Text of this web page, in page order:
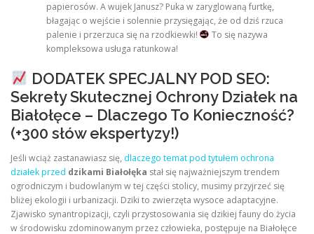
papierosów. A wujek Janusz? Puka w zaryglowaną furtkę,
błagając o wejście i solennie przysięgając, że od dziś rzuca
palenie i przerzuca się na rzodkiewki!
To się nazywa
kompleksowa usługa ratunkowa!
DODATEK SPECJALNY POD SEO:
Sekrety Skutecznej Ochrony Działek na
Białołęce – Dlaczego To Konieczność?
(+300 słów ekspertyzy!)
Jeśli wciąż zastanawiasz się, dlaczego temat pod tytułem ochrona
działek przed dzikami Białołęka stał się najważniejszym trendem
ogrodniczym i budowlanym w tej części stolicy, musimy przyjrzeć się
bliżej ekologii i urbanizacji. Dziki to zwierzęta wysoce adaptacyjne.
Zjawisko synantropizacji, czyli przystosowania się dzikiej fauny do życia
w środowisku zdominowanym przez człowieka, postępuje na Białołęce